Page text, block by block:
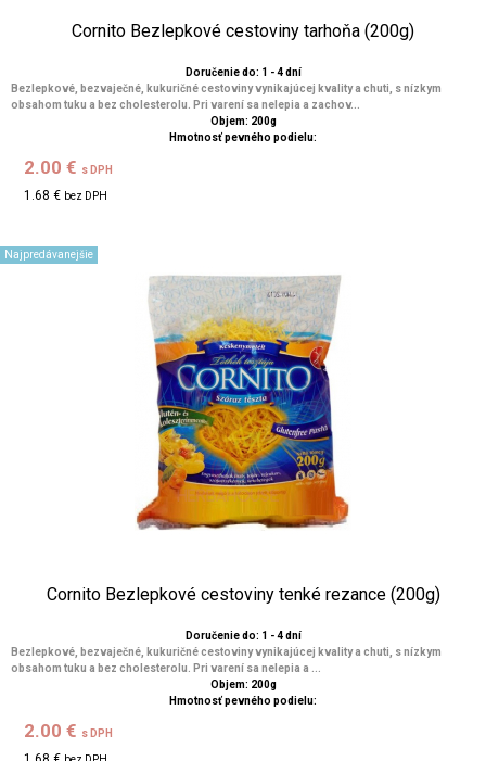
Cornito Bezlepkové cestoviny tarhoňa (200g)
Doručenie do: 1 - 4 dní
Bezlepkové, bezvaječné, kukuričné cestoviny vynikajúcej kvality a chuti, s nízkym
obsahom tuku a bez cholesterolu. Pri varení sa nelepia a zachov...
Objem: 200g
Hmotnosť pevného podielu:
2.00 € s DPH
1.68 € bez DPH
Najpredávanejšie
Cornito Bezlepkové cestoviny tenké rezance (200g)
Doručenie do: 1 - 4 dní
Bezlepkové, bezvaječné, kukuričné ​​cestoviny vynikajúcej kvality a chuti, s nízkym
obsahom tuku a bez cholesterolu. Pri varení sa nelepia a ...
Objem: 200g
Hmotnosť pevného podielu:
2.00 € s DPH